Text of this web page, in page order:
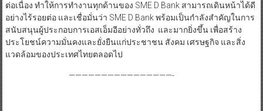
ต่อเนื่อง ทำให้การทำงานทุกด้านของ SME D Bank สามารถเดินหน้าได้ดี
อย่างไร้รอยต่อ และเชื่อมั่นว่า SME D Bank พร้อมเป็นกำลังสำคัญในการ
สนับสนุนผู้ประกอบการเอสเอ็มอีอย่างทั่วถึง และมากยิ่งขึ้น เพื่อสร้าง
ประโยชน์ความมั่นคงและยั่งยืนแก่ประชาชน สังคม เศรษฐกิจ และสิ่ง
แวดล้อมของประเทศไทยตลอดไป
————————————————-